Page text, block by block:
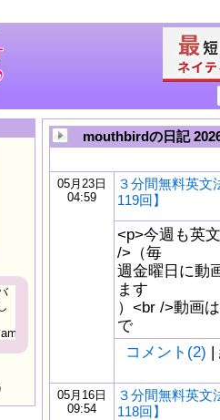
mouthbirdの日記
05月23日
04:59
３分間無料英文
119回】
<p>今週も英
/>（毎
週金曜日に動
ます
）<br />動画
で
コメント(2) |
05月16日
09:54
３分間無料英文
118回】